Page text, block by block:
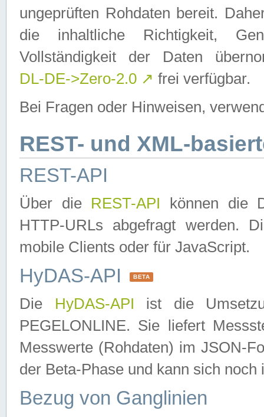
ungeprüften Rohdaten bereit.
die inhaltliche Richtigkeit,
Vollständigkeit der Daten
DL-DE->Zero-2.0 ↗ frei verfügbar.
Bei Fragen oder Hinweisen,
REST- und XML-
REST-API
Über die REST-API können die
HTTP-URLs abgefragt werden.
mobile Clients oder für JavaScript.
HyDAS-API BETA
Die HyDAS-API ist die
PEGELONLINE. Sie liefert
Messwerte (Rohdaten) im JSON-
der Beta-Phase und kann sich noch
Bezug von Ganglinien